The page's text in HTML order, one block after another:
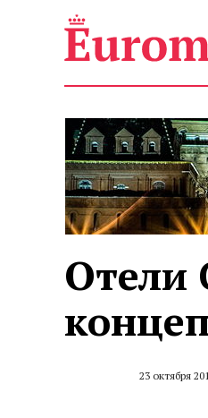
Отели
23 октября